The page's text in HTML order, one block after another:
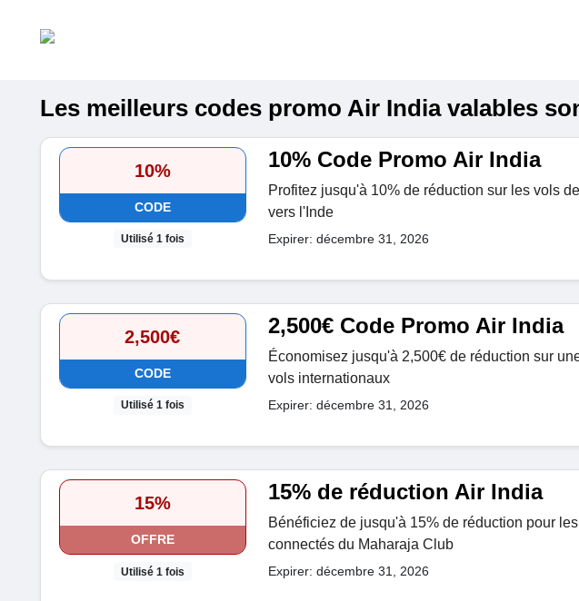
Les meilleurs codes promo Air India valables
10%
CODE
Utilisé 1 fois
10% Code Promo Air India
Profitez jusqu'à 10% de réduction sur les vols
vers l'Inde
Expirer: décembre 31, 2026
2,500€
CODE
Utilisé 1 fois
2,500€ Code Promo Air India
Économisez jusqu'à 2,500€ de réduction sur
vols internationaux
Expirer: décembre 31, 2026
15%
OFFRE
Utilisé 1 fois
15% de réduction Air India
Bénéficiez de jusqu'à 15% de réduction pour
connectés du Maharaja Club
Expirer: décembre 31, 2026